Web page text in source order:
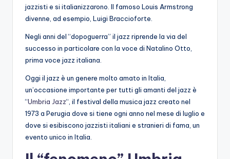
jazzisti e si italianizzarono. Il famoso Louis Armstrong
divenne, ad esempio, Luigi Braccioforte.
Negli anni del “dopoguerra” il jazz riprende la via del
successo in particolare con la voce di Natalino Otto,
prima voce jazz italiana.
Oggi il jazz è un genere molto amato in Italia,
un’occasione importante per tutti gli amanti del jazz è
“Umbria Jazz“, il festival della musica jazz creato nel
1973 a Perugia dove si tiene ogni anno nel mese di luglio e
dove si esibiscono jazzisti italiani e stranieri di fama, un
evento unico in Italia.